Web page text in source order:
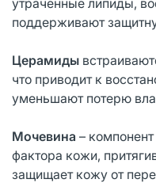
поддерживают
Церамиды
что приводит к
уменьшают потерю
Мочевина –
фактора кожи,
защищает кожу от